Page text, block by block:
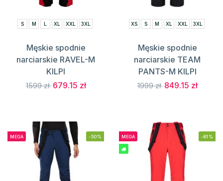
S M L XL XXL 3XL
Męskie spodnie
narciarskie RAVEL-M
KILPI
1599 zł 679.15 zł
XS S M XL XXL 3XL
Męskie spodnie
narciarskie TEAM
PANTS-M KILPI
1999 zł 849.15 zł
MEGA -50% MEGA -61%